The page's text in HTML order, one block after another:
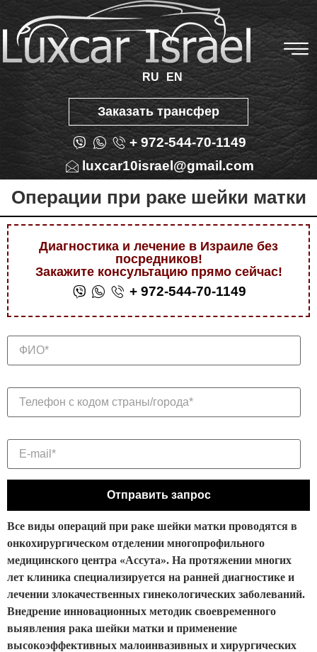
RU EN
Заказать трансфер
+ 972-544-70-1149
luxcar10israel@gmail.com
Операции при раке шейки матки
Диагностика и лечение в Израиле без
посредников!
Закажите консультацию прямо сейчас!
+ 972-544-70-1149
Все виды операций при раке шейки матки проводятся в
онкохирургическом отделении многопрофильного
медицинского центра «Ассута». На протяжении многих
лет клиника специализируется на ранней диагностике и
лечении злокачественных гинекологических заболеваний.
Внедрение инновационных методик своевременного
выявления рака шейки матки и применение
высокоэффективных малоинвазивных и хирургических